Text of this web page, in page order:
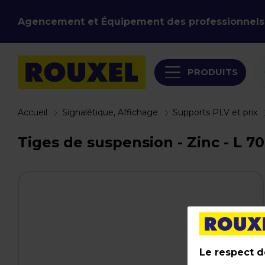
Agencement et Équipement des professionnels
PRODUITS
Accueil Signalétique, Affichage Supports PLV et prix
Tiges de suspension - Zinc - L
Le respect